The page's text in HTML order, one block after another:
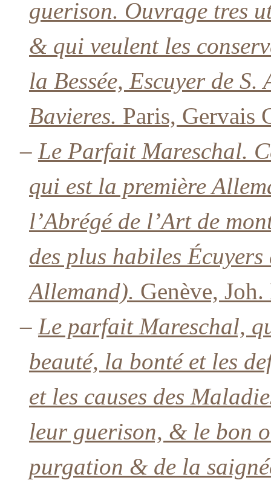
guerison. Ouvrage tres
& qui veulent les
la Bessée, Escuyer de
Bavieres. Paris, Gervais
– Le Parfait Mareschal.
qui est la première
l’Abrégé de l’Art de
des plus habiles
Allemand). Genève,
– Le parfait Mareschal,
beauté, la bonté et les
et les causes des
leur guerison, & le bon
purgation & de la